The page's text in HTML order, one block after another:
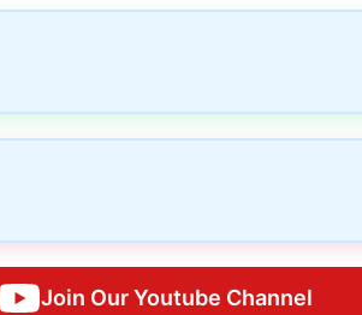
Join Our Youtube Channel